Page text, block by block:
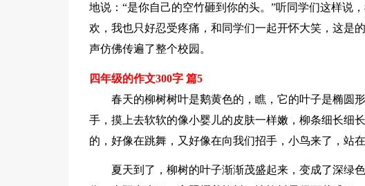
地说：“是你自己的空竹砸到你的头。”听同学们这样说
欢，我也只好忍受疼痛，和同学们一起开怀大笑，这是
声仿佛传遍了整个校园。
四年级的作文300字 篇5
春天的柳树树叶是鹅黄色的，瞧，它的叶子是椭圆
手，摸上去软软的像小婴儿的皮肤一样嫩，柳条细长细
的，好像在跳舞，又好像在向我们招手，小鸟来了，站
夏天到了，柳树的叶子渐渐茂盛起来，变成了深绿